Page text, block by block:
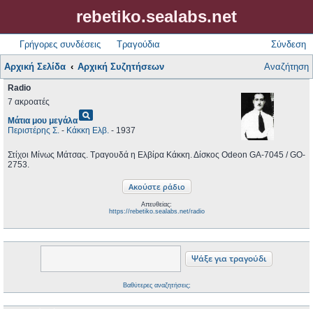
rebetiko.sealabs.net
Γρήγορες συνδέσεις Τραγούδια Σύνδεση
Αρχική Σελίδα Αρχική Συζητήσεων Αναζήτηση
Radio
7 ακροατές
Μάτια μου μεγάλαpageview
Περιστέρης Σ. - Κάκκη Ελβ. - 1937
Στίχοι Μίνως Μάτσας. Τραγουδά η Ελβίρα Κάκκη. Δίσκος Odeon GA-7045 / GO-
2753.
Απευθείας:
https://rebetiko.sealabs.net/radio
Βαθύτερες αναζητήσεις;